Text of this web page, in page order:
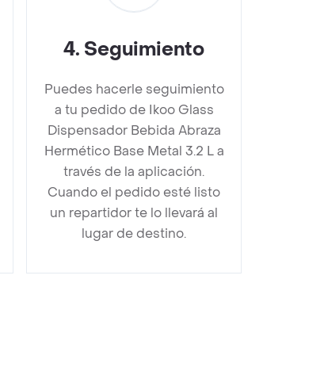
4. Seguimiento
Puedes hacerle seguimiento
a tu pedido de Ikoo Glass
Dispensador Bebida Abraza
Hermético Base Metal 3.2 L a
través de la aplicación.
Cuando el pedido esté listo
un repartidor te lo llevará al
lugar de destino.